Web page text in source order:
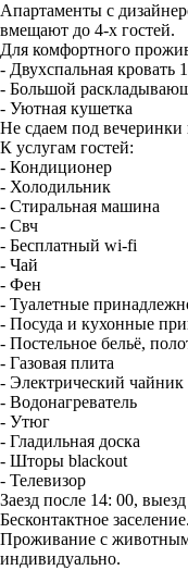
Апартаменты с
вмещают до 4-х гостей.
Для комфортного
- Двухспальная кровать
- Большой
- Уютная кушетка
Не сдаем под вечеринки
К услугам гостей:
- Кондиционер
- Холодильник
- Стиральная машина
- Свч
- Бесплатный wi-fi
- Чай
- Фен
- Туалетные
- Посуда и кухонные
- Постельное бельё,
- Газовая плита
- Электрический чайник
- Водонагреватель
- Утюг
- Гладильная доска
- Шторы blackout
- Телевизор
Заезд после 14: 00,
Бесконтактное заселение.
Проживание с
индивидуально.